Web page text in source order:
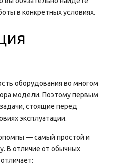
в конкретных условиях.
оборудования во многом
модели. Поэтому первым
стоящие перед
эксплуатации.
— самый простой и
В отличие от обычных